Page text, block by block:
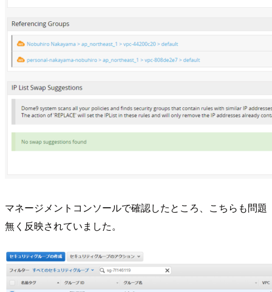
マネージメントコンソールで確認したところ、こちらも問題
無く反映されていました。